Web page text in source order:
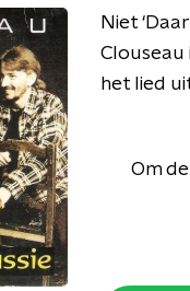
Niet
Clouseau
het lied
Om